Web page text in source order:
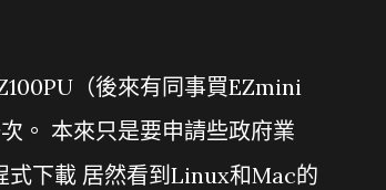
（後來有同事買EZmini
。 本來只是要申請些政府業
式下載 居然看到Linux和Mac的